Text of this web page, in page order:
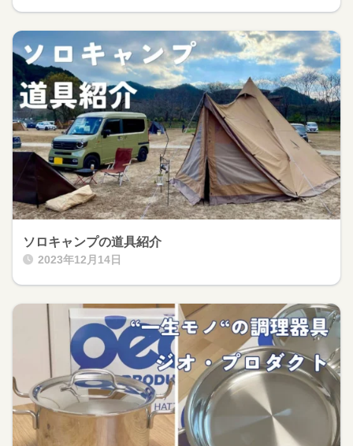
ソロキャンプの道具紹介
2023年12月14日